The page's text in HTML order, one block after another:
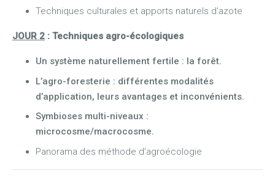
Techniques culturales et apports naturels d’azote
JOUR 2 : Techniques agro-écologiques
Un système naturellement fertile : la forêt.
L’agro-foresterie : différentes modalités
d’application, leurs avantages et inconvénients.
Symbioses multi-niveaux :
microcosme/macrocosme.
Panorama des méthode d’agroécologie